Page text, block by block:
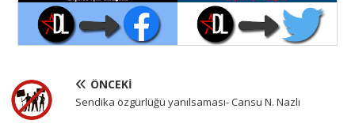
ÖNCEKI
Sendika özgürlüğü yanılsaması- Cansu N. Nazlı